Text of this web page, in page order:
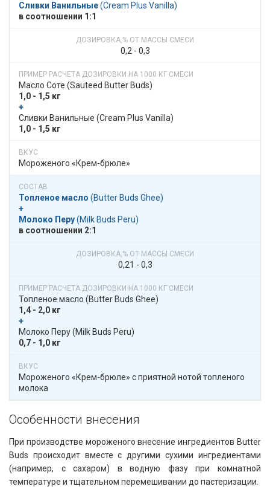
Сливки Ванильные​​ (Cream Plus Vanilla)
в​​ соотношении​​ 1:1
0,2 - 0,3
Масло Соте​​ (Sauteed Butter Buds)
1,0 - 1,5 кг
+
​​ Сливки Ванильные​​ (Cream Plus Vanilla)
1,0 - 1,5 кг
Мороженого «Крем-брюле»
Топленое масло ​​ (Butter Buds Ghee)
+
Молоко Перу​​ (Milk Buds Peru)
в​​ соотношении​​ 2:1
0,21 - 0,3
Топленое масло​​ (Butter Buds Ghee)
1,4 - 2,0 кг
+
​​ Молоко Перу​​ (Milk Buds Peru)
0,7 - 1,0 кг
Мороженого «Крем-брюле» с приятной нотой топленого
молока
Особенности внесения​​
При производстве мороженого внесение ингредиентов Butter
Buds происходит вместе с другими сухими ингредиентами
(например, с сахаром) в водную фазу при комнатной
температуре и тщательном перемешивании до пастеризации.